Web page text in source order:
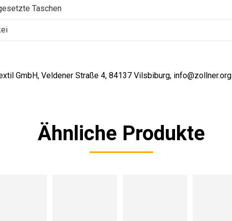
Taschen
GmbH, Veldener Straße 4, 84137 Vilsbiburg, info@zollner.org
Ähnliche Produkte